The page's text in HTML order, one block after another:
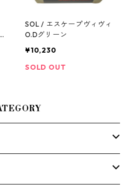
SOL / エスケープヴィヴィ
O.Dグリーン
¥10,230
SOLD OUT